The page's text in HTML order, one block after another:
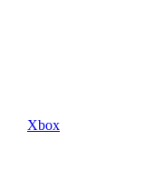
Xbox